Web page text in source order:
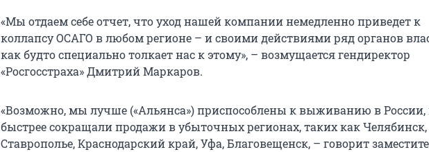
«Мы отдаем себе отчет, что уход нашей компании немедленно приведет к
коллапсу ОСАГО в любом регионе – и своими действиями ряд органов
как будто специально толкает нас к этому», – возмущается гендиректор
«Росгосстраха» Дмитрий Маркаров.
«Возможно, мы лучше («Альянса») приспособлены к выживанию в
быстрее сокращали продажи в убыточных регионах, таких как Челябинск,
Ставрополье, Краснодарский край, Уфа, Благовещенск, – говорит